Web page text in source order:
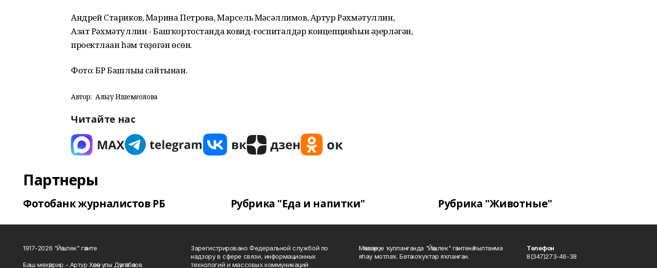
Андрей Стариков, Марина Петрова, Марсель Мәсәллимов, Артур Рәхмәтуллин,
Азат Рәхмәтуллин - Башҡортостанда ковид-госпиталдәр концепцияһын әҙерләгән,
проектлаған һәм төҙөгән өсөн.
Фото: БР Башлығы сайтынан.
Автор: Алһыу Ишемғолова
Читайте нас
Партнеры
Фотобанк журналистов РБ Рубрика "Еда и напитки" Рубрика "Животные"
1917-2026 "Йәшлек" гәзите
Баш мөхәррир - Артур Хәсән улы Дәүләтбәков
Зарегистрировано Федеральной службой по
надзору в сфере связи, информационных
технологий и массовых коммуникаций
Мәҡәләләрҙе ҡулланғанда "Йәшлек" гәзитенә һылтанма
яһау мотлаҡ. Бөтә хоҡуҡтар яҡланған.
Телефон
8(347)273-46-38